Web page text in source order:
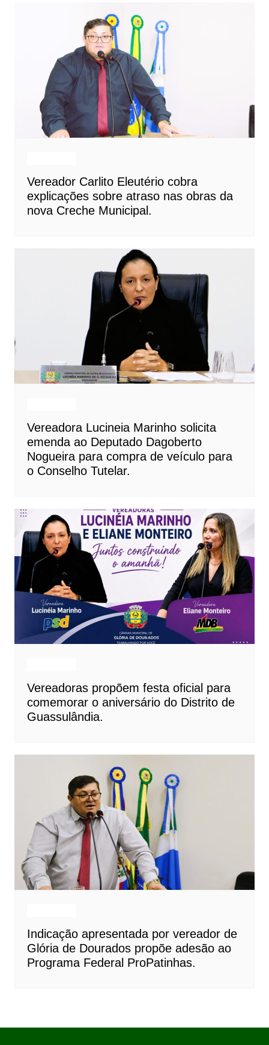
Vereador Carlito Eleutério cobra
explicações sobre atraso nas obras da
nova Creche Municipal.
Vereadora Lucineia Marinho solicita
emenda ao Deputado Dagoberto
Nogueira para compra de veículo para
o Conselho Tutelar.
Vereadoras propõem festa oficial para
comemorar o aniversário do Distrito de
Guassulândia.
Indicação apresentada por vereador de
Glória de Dourados propõe adesão ao
Programa Federal ProPatinhas.